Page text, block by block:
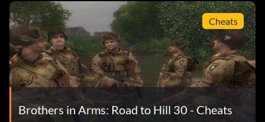
Cheats
Brothers in Arms: Road to Hill 30 - Cheats